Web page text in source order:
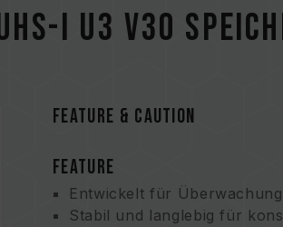
I U3 V30
FEATURE & CAUTION
FEATURE
Entwickelt für
Stabil und langlebig für